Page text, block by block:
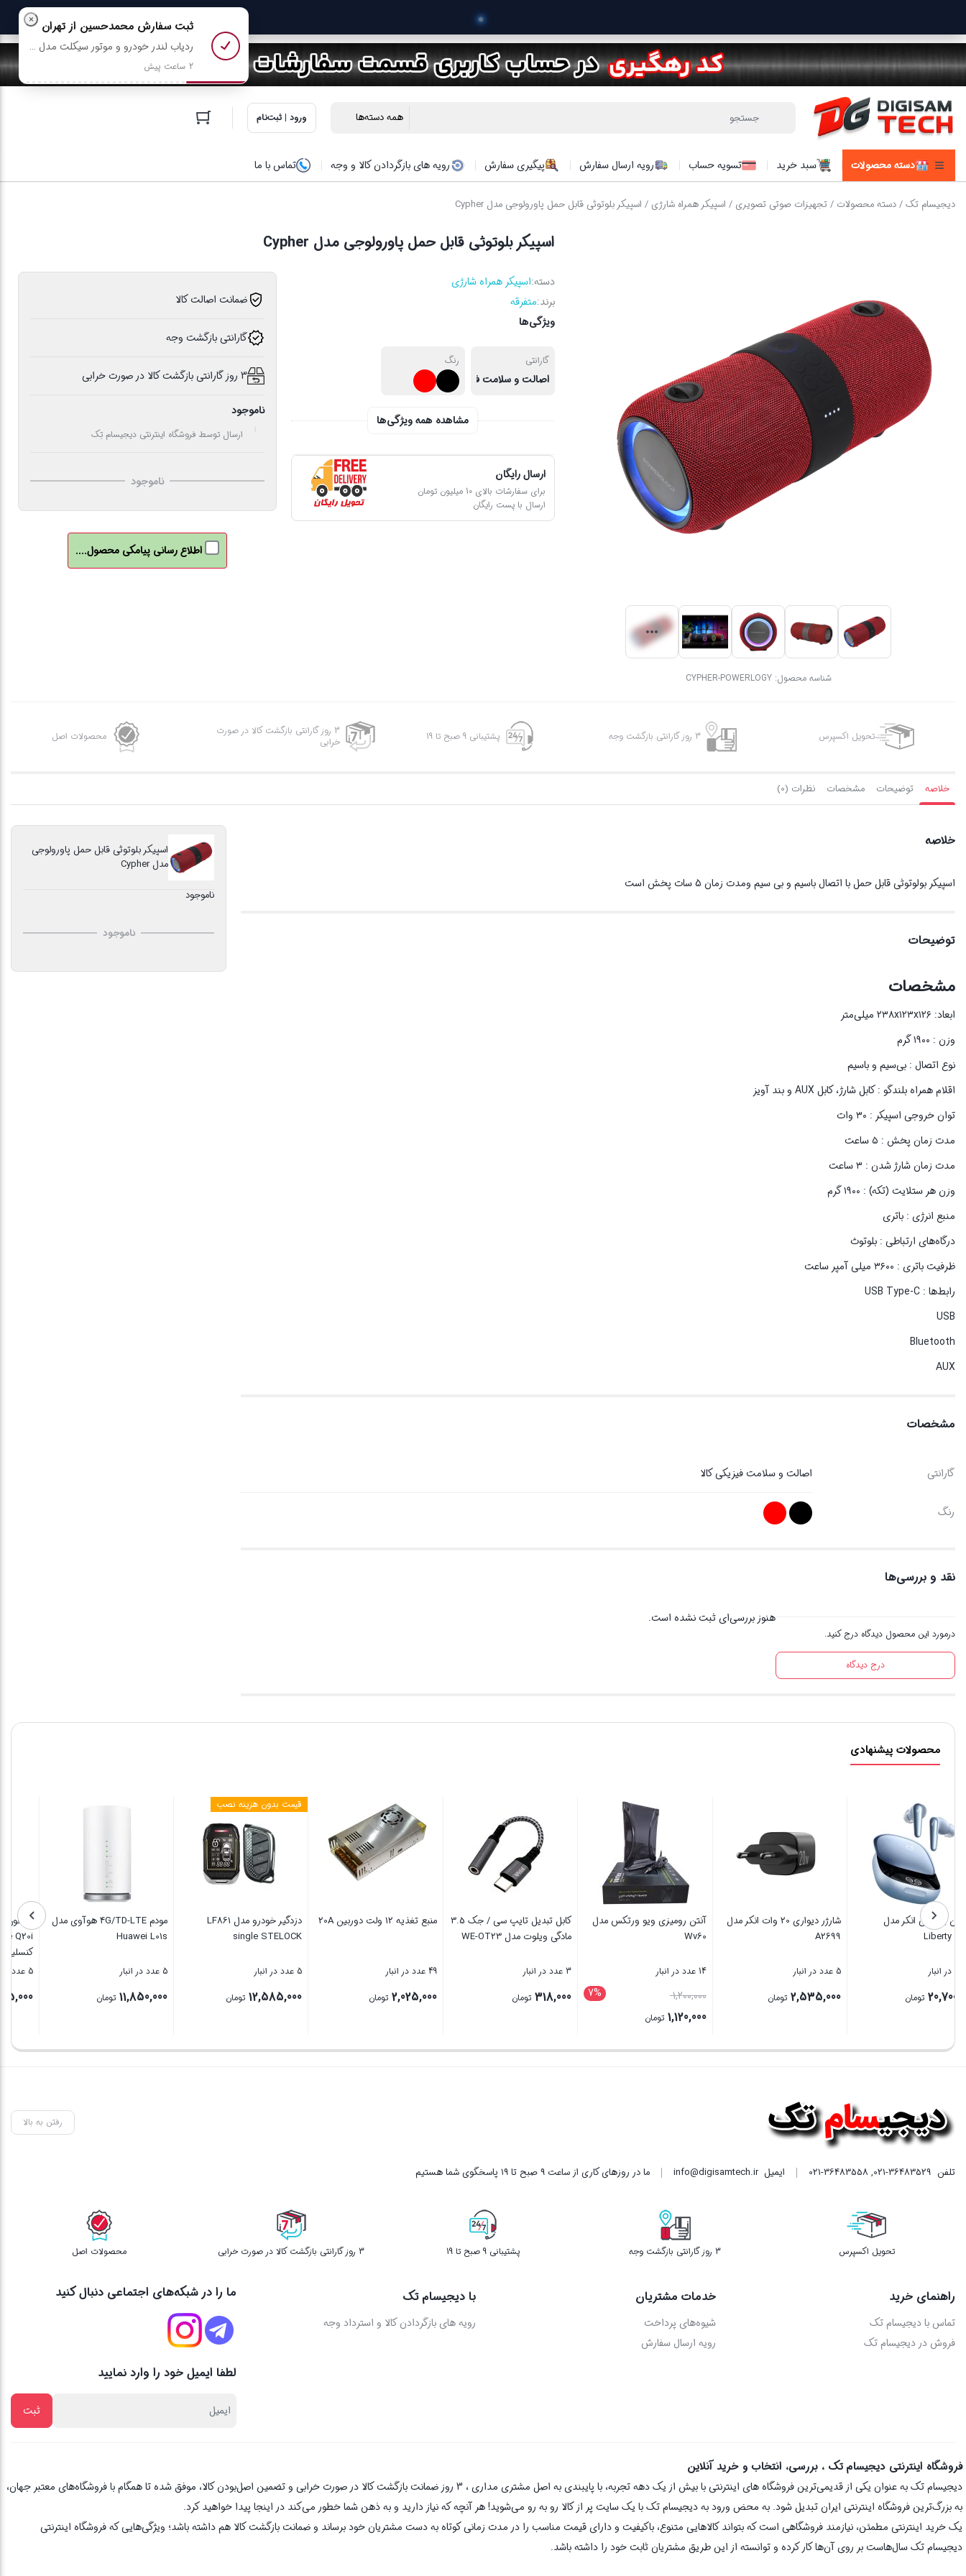
ورود | ثبت‌نام
دسته محصولات سبد خرید تسویه حساب رویه ارسال سفارش پیگیری سفارش رویه های بازگردادن کالا و وجه تماس با ما
دیجیسام تک/دسته محصولات /تجهیزات صوتی تصویری / اسپیکر همراه شارژی / اسپیکر بلوتوثی قابل حمل پاورولوجی مدل Cypher
شناسه محصول:CYPHER-POWERLOGY
اسپیکر بلوتوثی قابل حمل پاورولوجی مدل Cypher
دسته:اسپیکر همراه شارژی
برند:متفرقه
ویژگی‌ها
گارانتی
اصالت و سلامت فیزیکی کالا
رنگ
مشاهده همه ویژگی‌ها
ارسال رایگان
برای سفارشات بالای 10 میلیون تومان
ارسال با پست رایگان
ضمانت اصالت کالا
گارانتی بازگشت وجه
3 روز گارانتی بازگشت کالا در صورت خرابی
ناموجود
ارسال توسط فروشگاه اینترنتی دیجیسام تِک
ناموجود
اطلاع رسانی پیامکی محصول....
تحویل اکسپرس 3 روز گارانتی بازگشت وجه پشتیبانی 9 صبح تا 19
3 روز گارانتی بازگشت کالا در صورت
خرابی
محصولات اصل
خلاصه توضیحات مشخصات نظرات (0)
خلاصه
اسپیکر بولوتوثی قابل حمل با اتصال باسیم و بی سیم ومدت زمان 5 سات پخش است
توضیحات
مشخصات
ابعاد: ۲۳۸x۱۲۳x۱۲۶ میلی‌متر
وزن : ۱۹۰۰ گرم
نوع اتصال : بی‌سیم و باسیم
اقلام همراه بلندگو : کابل شارژ، کابل AUX و بند آویز
توان خروجی اسپیکر : ۳۰ وات
مدت زمان پخش : ۵ ساعت
مدت زمان شارژ شدن : ۳ ساعت
وزن هر ستلایت (تکه) : ۱۹۰۰ گرم
منبع انرژی : باتری
درگاه‌های ارتباطی : بلوتوث
ظرفیت باتری : ۳۶۰۰ میلی آمپر ساعت
رابط‌ها : USB Type-C
USB
Bluetooth
AUX
مشخصات
گارانتی اصالت و سلامت فیزیکی کالا
رنگ
نقد و بررسی‌ها
درمورد این محصول دیدگاه درج کنید.
درج دیدگاه
هنوز بررسی‌ای ثبت نشده است.
اسپیکر بلوتوثی قابل حمل پاورولوجی
مدل Cypher
ناموجود
ناموجود
محصولات پیشنهادی
هدفون بلوتوثی انکر مدل
Liberty 4 Pro
5 عدد در انبار
20,700,000
بستن
شارژر دیواری 20 وات انکر مدل
5 عدد در انبار
2,535,000
بستن
آنتن رومیزی ویو ورتکس مدل
14 عدد در انبار
7% 1,200,000
بود.
1,120,000
بستن
کابل تبدیل تایپ سی / جک 3.5
مادگی ویلوت مدل WE-OT23
3 عدد در انبار
318,000
بستن
منبع تغذیه 12 ولت دوربین 20A
49 عدد در انبار
2,025,000
بستن
single STELOCK
5 عدد در انبار
12,585,000
بستن
قیمت بدون هزینه نصب
مودم 4G/TD-LTE هوآوی مدل
Huawei L01s
5 عدد در انبار
11,850,000
بستن
خرید محصولات در
رفتن به بالا
تلفن 021-36483529
,
021-36483558 ایمیلinfo@digisamtech.ir ما در روزهای کاری از ساعت ۹ صبح تا ۱۹ پاسخگوی شما هستیم
تحویل اکسپرس 3 روز گارانتی بازگشت وجه پشتیبانی 9 صبح تا 19 3 روز گارانتی بازگشت کالا در صورت خرابی محصولات اصل
راهنمای خرید
تماس با دیجیسام تک
فروش در دیجیسام تک
خدمات مشتریان
شیوه‌های پرداخت
رویه ارسال سفارش
با دیجیسام تک
رویه های بازگردادن کالا و استرداد وجه
ما را در شبکه‌های اجتماعی دنبال کنید
لطفا ایمیل خود را وارد نمایید
فروشگاه اینترنتی دیجیسام تک ، بررسی، انتخاب و خرید آنلاین
دیجیسام تک به عنوان یکی از قدیمی‌ترین فروشگاه های اینترنتی با بیش از یک دهه تجربه، با پایبندی به اصل مشتری مداری ، 3 روز ضمانت بازگشت کالا در صورت خرابی و تضمین اصل‌بودن کالا، موفق شده تا همگام با فروشگاه‌های معتبر جهان،
به بزرگ‌ترین فروشگاه اینترنتی ایران تبدیل شود. به محض ورود به دیجیسام تک با یک سایت پر از کالا رو به رو می‌شوید! هر آنچه که نیاز دارید و به ذهن شما خطور می‌کند در اینجا پیدا خواهید کرد.
یک خرید اینترنتی مطمئن، نیازمند فروشگاهی است که بتواند کالاهایی متنوع، باکیفیت و دارای قیمت مناسب را در مدت زمانی کوتاه به دست مشتریان خود برساند و ضمانت بازگشت کالا هم داشته باشد؛ ویژگی‌هایی که فروشگاه اینترنتی
دیجیسام تک سال‌هاست بر روی آن‌ها کار کرده و توانسته از این طریق مشتریان ثابت خود را داشته باشد.
× ثبت سفارش محمدحسین از تهران
ردیاب لندر خودرو و موتور سیکلت مدل LD-63 + سیم کارت رایگان رو خرید کرد
2 ساعت پیش